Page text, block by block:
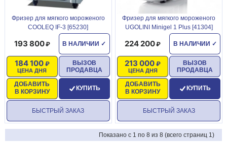
Фризер для мягкого мороженого
COOLEQ IF-3 [65230]
В НАЛИЧИИ ✓
193 800
ЦЕНА ДНЯ
184 100
ДОБАВИТЬ
В КОРЗИНУ
ВЫЗОВ
ПРОДАВЦА
КУПИТЬ
БЫСТРЫЙ ЗАКАЗ
Фризер для мягкого мороженого
UGOLINI Minigel 1 Plus [41304]
В НАЛИЧИИ ✓
224 200
ЦЕНА ДНЯ
213 000
ДОБАВИТЬ
В КОРЗИНУ
ВЫЗОВ
ПРОДАВЦА
КУПИТЬ
БЫСТРЫЙ ЗАКАЗ
Показано с 1 по 8 из 8 (всего страниц 1)